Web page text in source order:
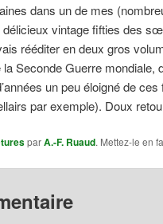
dans un de mes
délicieux vintage fifties des
rééditer en deux gros
la Seconde Guerre mondiale,
un peu éloigné de
par exemple). Doux
parA.-F. Ruaud. Mettez-le en